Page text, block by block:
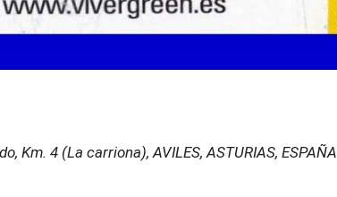
Km. 4 (La carriona),AVILES, ASTURIAS, ESPAÑA